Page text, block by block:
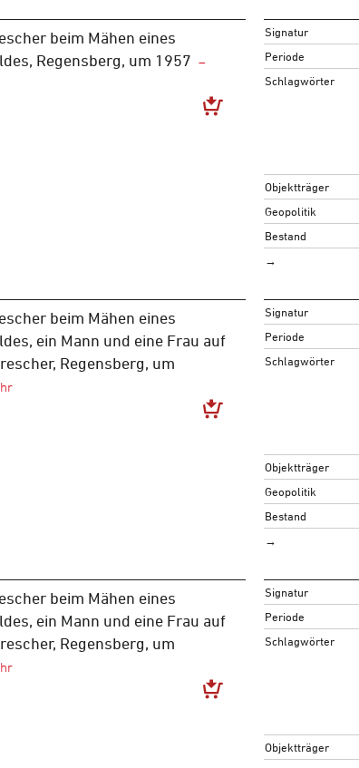
beim Mähen eines
Regensberg, um 1957
Signatur
Periode
Schlagwörter
Objektträger
Geopolitik
Bestand
→
beim Mähen eines
ein Mann und eine Frau auf
Regensberg, um
Signatur
Periode
Schlagwörter
Objektträger
Geopolitik
Bestand
→
beim Mähen eines
ein Mann und eine Frau auf
Regensberg, um
Signatur
Periode
Schlagwörter
Objektträger